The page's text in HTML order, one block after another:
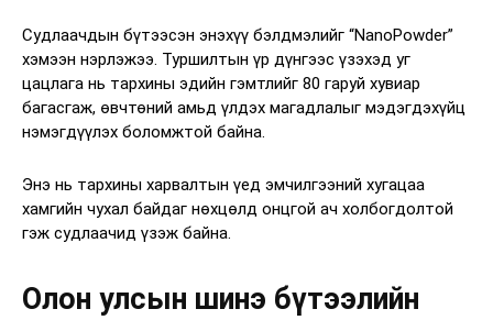
Судлаачдын бүтээсэн энэхүү бэлдмэлийг “NanoPowder”
хэмээн нэрлэжээ. Туршилтын үр дүнгээс үзэхэд уг
цацлага нь тархины эдийн гэмтлийг 80 гаруй хувиар
багасгаж, өвчтөний амьд үлдэх магадлалыг мэдэгдэхүйц
нэмэгдүүлэх боломжтой байна.
Энэ нь тархины харвалтын үед эмчилгээний хугацаа
хамгийн чухал байдаг нөхцөлд онцгой ач холбогдолтой
гэж судлаачид үзэж байна.
Олон улсын шинэ бүтээлийн